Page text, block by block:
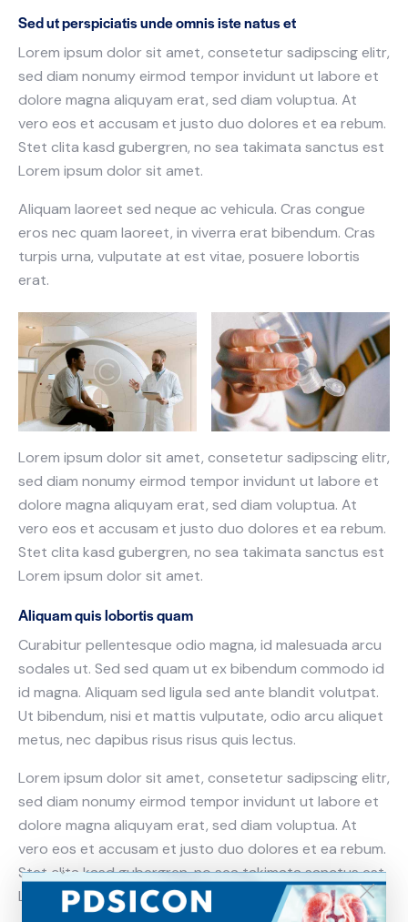
Sed ut perspiciatis unde omnis iste natus et
Lorem ipsum dolor sit amet, consetetur sadipscing elitr,
sed diam nonumy eirmod tempor invidunt ut labore et
dolore magna aliquyam erat, sed diam voluptua. At
vero eos et accusam et justo duo dolores et ea rebum.
Stet clita kasd gubergren, no sea takimata sanctus est
Lorem ipsum dolor sit amet.
Aliquam laoreet sed neque ac vehicula. Cras congue
eros nec quam laoreet, in viverra erat bibendum. Cras
turpis urna, vulputate at est vitae, posuere lobortis
erat.
Lorem ipsum dolor sit amet, consetetur sadipscing elitr,
sed diam nonumy eirmod tempor invidunt ut labore et
dolore magna aliquyam erat, sed diam voluptua. At
vero eos et accusam et justo duo dolores et ea rebum.
Stet clita kasd gubergren, no sea takimata sanctus est
Lorem ipsum dolor sit amet.
Aliquam quis lobortis quam
Curabitur pellentesque odio magna, id malesuada arcu
sodales ut. Sed sed quam ut ex bibendum commodo id
id magna. Aliquam sed ligula sed ante blandit volutpat.
Ut bibendum, nisi et mattis vulputate, odio arcu aliquet
metus, nec dapibus risus risus quis lectus.
Lorem ipsum dolor sit amet, consetetur sadipscing elitr,
sed diam nonumy eirmod tempor invidunt ut labore et
dolore magna aliquyam erat, sed diam voluptua. At
vero eos et accusam et justo duo dolores et ea rebum.
Stet clita kasd gubergren, no sea takimata sanctus est
Lorem ipsum dolor sit amet.